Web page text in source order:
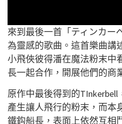
來到最後一首「ティンカー
為靈感的歌曲。這首樂曲講
小飛俠彼得潘在魔法粉末中
長一起合作，開展他們的商
原作中最後得到的
產生讓人飛行的粉末，而本
鐵鈎船長，表面上依然互相